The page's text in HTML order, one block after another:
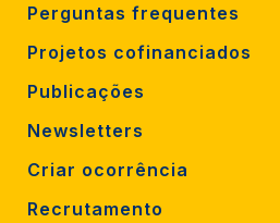
Perguntas frequentes
Projetos cofinanciados
Publicações
Newsletters
Criar ocorrência
Recrutamento